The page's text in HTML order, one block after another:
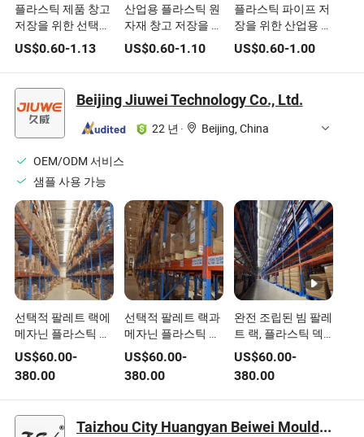
플라스틱 제품 창고
저장을 위한 선택적
팔레트 랙, 조정 가
능한 빔 구성
US$0.60-1.13
산업용 플라스틱 원
자재 창고 저장을 위
한 중량 하중 팔레트
랙
US$0.60-1.10
플라스틱 파이프 저
장을 위한 산업용 캔
틸레버 선반, 조절
가능한 팔 지지 시스
템 포함
US$0.60-1.00
Beijing Jiuwei Technology Co., Ltd.
22 년 · Beijing, China
OEM/ODM 서비스
샘플 사용 가능
선택적 팔레트 랙에
메자닌 플라스틱 바
닥 추가, 두 번째 미
끄럼 방지 부드러운
발 보호를 위한 창고
랙 중량물 저장 랙
강철 랙
US$60.00-
380.00
선택적 팔레트 랙과
메자닌 플라스틱 펠
렛 창고 아래 정전기
방지 먼지 흡수 저장
랙 중량물 강철 랙
US$60.00-
380.00
완전 조립된 빔 팔레
트 랙, 플라스틱 덱
코너 보호대가 있는
강철 저장 랙, 창고
용 금속 랙
US$60.00-
380.00
Taizhou City Huangyan Beiwei Mould Industry Co., Ltd.